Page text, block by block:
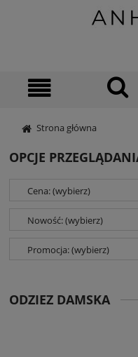
Strona główna
OPCJE
Cena: (wybierz)
Nowość: (wybierz)
Promocja: (wybierz)
ODZIEZ DAMSKA